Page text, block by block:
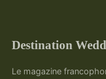
Destination
Le magazine